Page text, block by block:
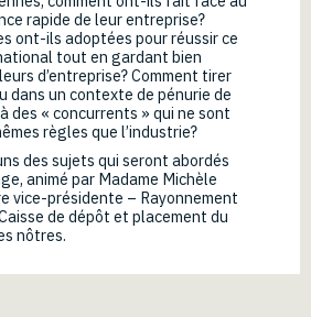
rapide de leur entreprise?
ont-ils adoptées pour réussir ce
tout en gardant bien
d’entreprise? Comment tirer
dans un contexte de pénurie de
des « concurrents » qui ne sont
règles que l’industrie?
des sujets qui seront abordés
animé par Madame Michèle
vice-présidente – Rayonnement
de dépôt et placement du
nôtres.